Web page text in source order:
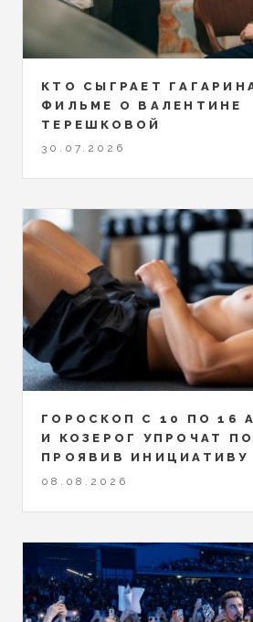
КТО СЫГРАЕТ
ФИЛЬМЕ О ВАЛЕНТИНЕ
ТЕРЕШКОВОЙ
30.07.2026
ГОРОСКОП С 10 ПО 16
И КОЗЕРОГ УПРОЧАТ
ПРОЯВИВ ИНИЦИАТИВУ
08.08.2026